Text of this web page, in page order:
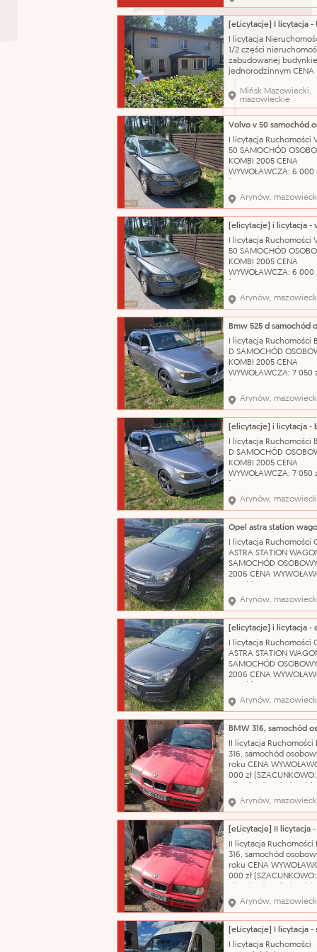
przedziale
o jego składnikach:
postanowieniami
Ponadzakładowego
Zbiorowego Pracy dla
Pracowników
Jednostkach B
I licytacja
1/2 części
zabudowanej
jednorodzinnym CENA
(SZACUNKOWO: 299
Dojazd do
zapewnia droga
wyłożona kostką
odległości około 550 m
przystanek
odległości ok. 800 m
Mińsk Mazowiecki,
mazowieckie
I licytacja Ruchomości
50 SAMOCHÓD
KOMBI 2005 CENA
WYWOŁAWCZA: 6 000
Pojazd w pełni sprawny
technicznie – silnik
problemu. Do
posiadamy komplet
oryginalnych
Wizualny stan auta
jako dobry, zadbany.
katalog
Arynów,
I licytacja Ruchomości
50 SAMOCHÓD
KOMBI 2005 CENA
WYWOŁAWCZA: 6 000
Pojazd w pełni sprawny
technicznie – silnik
problemu. Do
posiadamy komplet
oryginalnych
Wizualny stan auta
jako dobry, zadbany.
katalog
Arynów,
I licytacja Ruchomości
D SAMOCHÓD
KOMBI 2005 CENA
WYWOŁAWCZA: 7 050
Uszkodzony,
przedni zderzak.
prawa tylna lampa.
sprzęgło. Brak koła
zapasowego, klucza do
podnośnika. Stan
używany OC ważne
Arynów,
I licytacja Ruchomości
D SAMOCHÓD
KOMBI 2005 CENA
WYWOŁAWCZA: 7 050
Uszkodzony,
przedni zderzak.
prawa tylna lampa.
sprzęgło. Brak koła
zapasowego, klucza do
podnośnika. Stan
używany OC ważne
Arynów,
I licytacja Ruchomości
ASTRA STATION
SAMOCHÓD
2006 CENA
Pojazd po dłuższym
obecnie wymaga
mechanicznej. W wielu
miejscach liczne rysy
Wnętrze wymaga
gruntownego
Nazwa katalogowa: S
Arynów,
I licytacja Ruchomości
ASTRA STATION
SAMOCHÓD
2006 CENA
Pojazd po dłuższym
obecnie wymaga
mechanicznej. W wielu
miejscach liczne rysy
Wnętrze wymaga
gruntownego
Nazwa katalogowa: S
Arynów,
II licytacja Ruchomości
316, samochód
roku CENA
000 zł
korozję, łuszczący się
bezbarwny oraz liczne
uszkodzenia i otarcia
swojej powierzchni.
katalogowa: Samochód
osobowy Marka: BMW
Arynów,
II licytacja Ruchomości
316, samochód
roku CENA
000 zł
korozję, łuszczący się
bezbarwny oraz liczne
uszkodzenia i otarcia
swojej powierzchni.
katalogowa: Samochód
Arynów,
I licytacja Ruchomości